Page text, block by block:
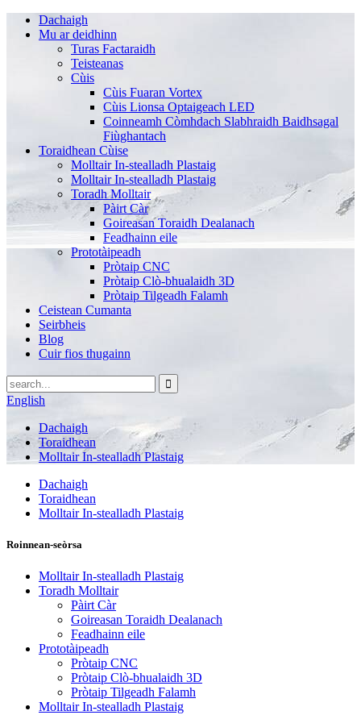
Dachaigh
Mu ar deidhinn
Turas Factaraidh
Teisteanas
Cùis
Cùis Fuaran Vortex
Cùis Lionsa Optaigeach LED
Coinneamh Còmhdach Slabhraidh Baidhsagal
Fiùghantach
Toraidhean Cùise
Molltair In-stealladh Plastaig
Molltair In-stealladh Plastaig
Toradh Molltair
Pàirt Càr
Goireasan Toraidh Dealanach
Feadhainn eile
Prototàipeadh
Pròtaip CNC
Pròtaip Clò-bhualaidh 3D
Pròtaip Tilgeadh Falamh
Ceistean Cumanta
Seirbheis
Blog
Cuir fios thugainn
English
Dachaigh
Toraidhean
Molltair In-stealladh Plastaig
Dachaigh
Toraidhean
Molltair In-stealladh Plastaig
Roinnean-seòrsa
Molltair In-stealladh Plastaig
Toradh Molltair
Pàirt Càr
Goireasan Toraidh Dealanach
Feadhainn eile
Prototàipeadh
Pròtaip CNC
Pròtaip Clò-bhualaidh 3D
Pròtaip Tilgeadh Falamh
Molltair In-stealladh Plastaig